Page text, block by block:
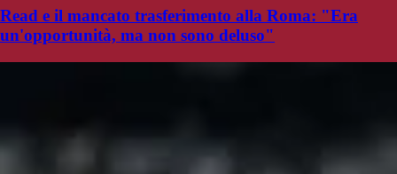
Read e il mancato trasferimento alla Roma: "Era
un'opportunità, ma non sono deluso"